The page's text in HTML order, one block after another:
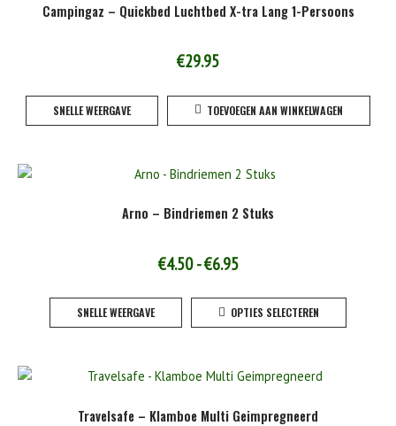
Campingaz – Quickbed Luchtbed X-tra Lang 1-Persoons
€29.95
SNELLE WEERGAVE TOEVOEGEN AAN WINKELWAGEN
Arno – Bindriemen 2 Stuks
€4.50 -€6.95Prijsklasse:
tot
SNELLE WEERGAVE OPTIES SELECTEREN
Travelsafe – Klamboe Multi Geimpregneerd